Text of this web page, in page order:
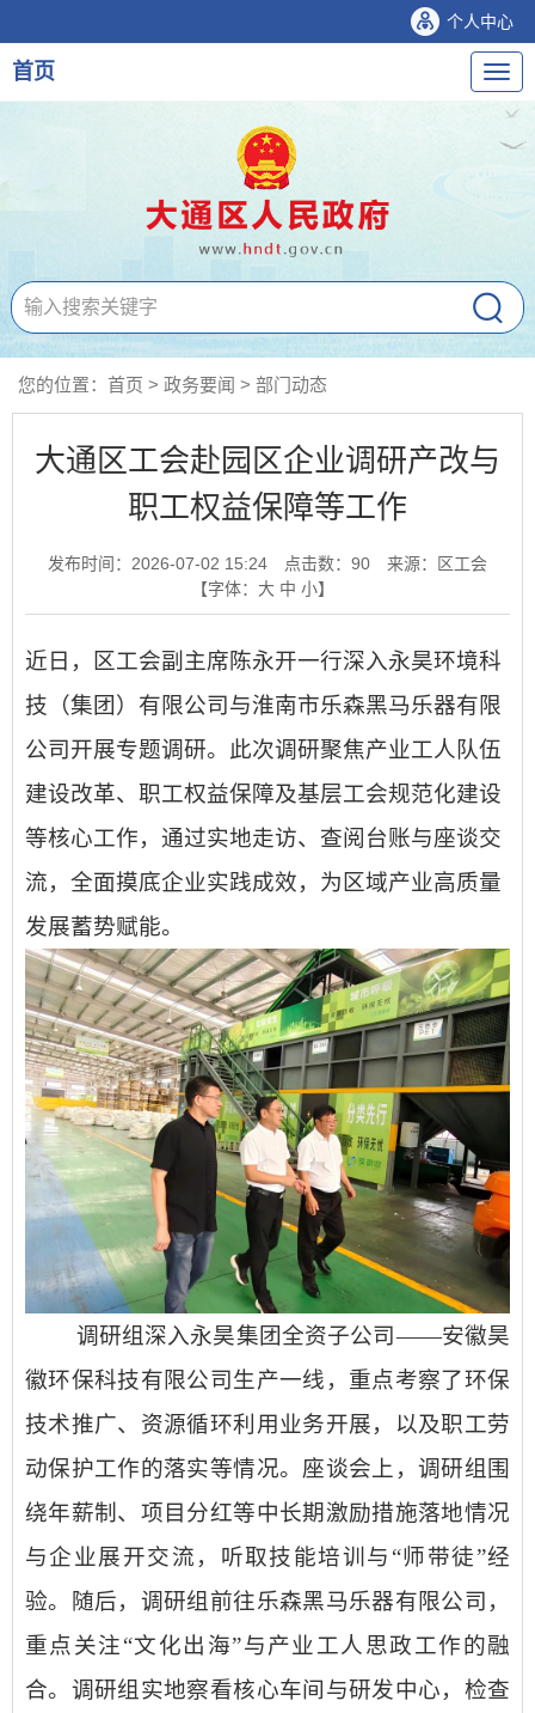
个人中心
导
航
首页
您的位置： 首页 > 政务要闻 > 部门动态
大通区工会赴园区企业调研产改与
职工权益保障等工作
发布时间：2026-07-02 15:24 点击数： 90
来源：区工会
【字体： 大 中 小】
近日 ， 区工会副主席陈永开一行深入永昊环境科
技（集团）有限公司与淮南市乐森黑马乐器有限
公司开展专题调研。此次调研聚焦产业工人队伍
建设改革、职工权益保障及基层工会规范化建设
等核心工作，通过实地走访、查阅台账与座谈交
流，全面摸底企业实践成效，为区域产业高质量
发展蓄势赋能。
调研组深入永昊集团全资子公司——安徽昊
徽环保科技有限公司生产一线，重点考察了环保
技术推广、资源循环利用业务开展，以及职工劳
动保护工作的落实等情况。座谈会上，调研组围
绕年薪制、项目分红等中长期激励措施落地情况
与企业展开交流，听取技能培训与“师带徒”经
验。随后，调研组前往乐森黑马乐器有限公司，
重点关注“文化出海”与产业工人思政工作的融
合。调研组实地察看核心车间与研发中心，检查